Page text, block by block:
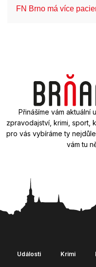
FN Brno má více
Přinášíme vám aktuální
zpravodajství, krimi, sport,
pro vás vybíráme ty
vám tu
Události Krimi